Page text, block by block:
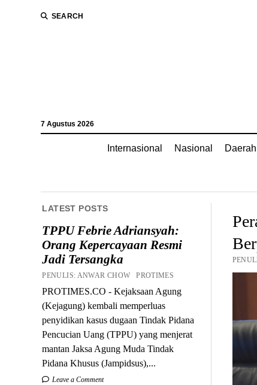
SEARCH
7 Agustus 2026
Internasional Nasional Daerah
LATEST POSTS
TPPU Febrie Adriansyah:
Orang Kepercayaan Resmi
Jadi Tersangka
PENULIS: ANWAR CHOW PROTIMES
PROTIMES.CO - Kejaksaan Agung
(Kejagung) kembali memperluas
penyidikan kasus dugaan Tindak Pidana
Pencucian Uang (TPPU) yang menjerat
mantan Jaksa Agung Muda Tindak
Pidana Khusus (Jampidsus),...
Leave a Comment